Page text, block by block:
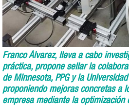
Franco Álvarez, lleva a cabo
práctica, propone sellar la
de Minnesota, PPG y la
proponiendo mejoras concretas a
empresa mediante la optimización